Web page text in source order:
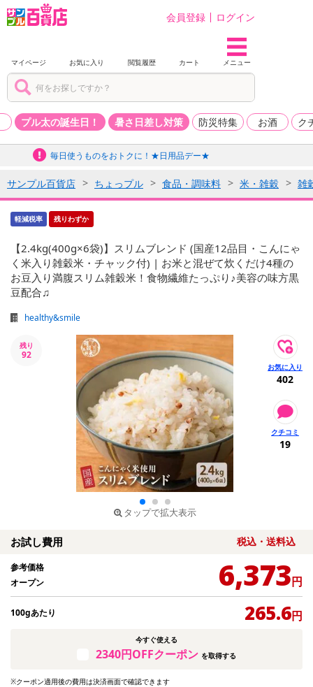
会員登録 ログイン
マイページ お気に入り 閲覧履歴 カート メニュー
プル太の誕生日！ 暑さ日差し対策 防災特集 お酒 ク
毎日使うものをおトクに！★日用品デー★
サンプル百貨店 ちょっプル 食品・調味料 米・雑穀 雑
軽減税率 残りわずか
【2.4kg(400g×6袋)】スリムブレンド (国産12品目・こんにゃ
く米入り雑穀米・チャック付) | お米と混ぜて炊くだけ4種の
お豆入り満腹スリム雑穀米！食物繊維たっぷり♪美容の味方黒
豆配合♫
healthy&smile
残り
92
タップで拡大表示
402
19
お試し費用 税込・送料込
参考価格
オープン
6,373円
100gあたり 265.6円
今すぐ使える
2340円OFFクーポン を取得する
※クーポン適用後の費用は決済画面で確認できます